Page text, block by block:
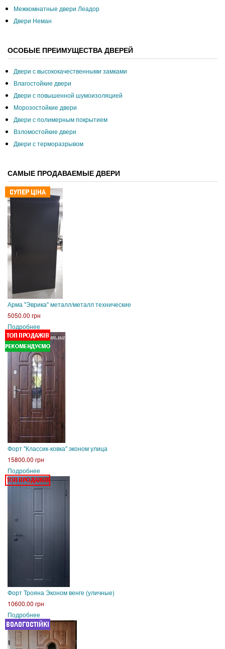
Межкомнатные двери Леадор
Двери Неман
ОСОБЫЕ ПРЕИМУЩЕСТВА ДВЕРЕЙ
Двери с высококачественными замками
Влагостойкие двери
Двери с повышенной шумоизоляцией
Морозостойкие двери
Двери с полимерным покрытием
Взломостойкие двери
Двери с терморазрывом
САМЫЕ ПРОДАВАЕМЫЕ ДВЕРИ
Арма "Эврика" металл/металл технические
5050.00 грн
Подробнее
Форт "Классик-ковка" эконом улица
15800.00 грн
Подробнее
Форт Трояна Эконом венге (уличные)
10600.00 грн
Подробнее